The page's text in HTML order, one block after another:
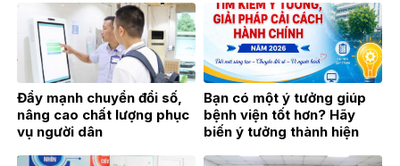
chuyên ngành Thận học
chữa bệnh
Đẩy mạnh chuyển đổi số,
nâng cao chất lượng phục
vụ người dân
Bạn có một ý tưởng giúp
bệnh viện tốt hơn? Hãy
biến ý tưởng thành hiện